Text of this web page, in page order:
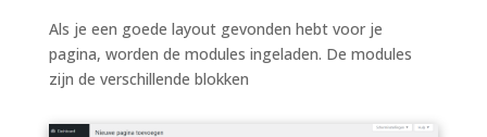
Als je een goede layout gevonden hebt voor je
pagina, worden de modules ingeladen. De modules
zijn de verschillende blokken